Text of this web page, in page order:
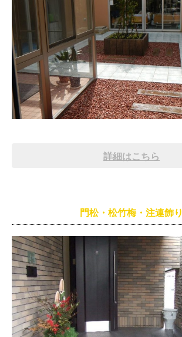
詳細はこちら
門松・松竹梅・注連飾り